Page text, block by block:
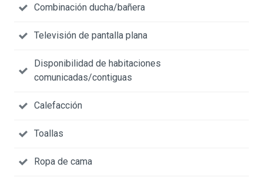
Combinación ducha/bañera
Televisión de pantalla plana
Disponibilidad de habitaciones
comunicadas/contiguas
Calefacción
Toallas
Ropa de cama